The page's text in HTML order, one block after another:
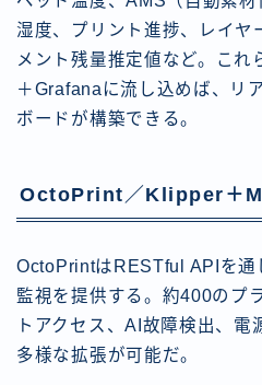
湿度、プリント進捗、レイヤ
メント残量推定値など。こ
＋Grafanaに流し込めば、リ
ボードが構築できる。
OctoPrint／Klipper＋
OctoPrintはRESTful APIを通
監視を提供する。約400のプ
トアクセス、AI故障検出、
多様な拡張が可能だ。